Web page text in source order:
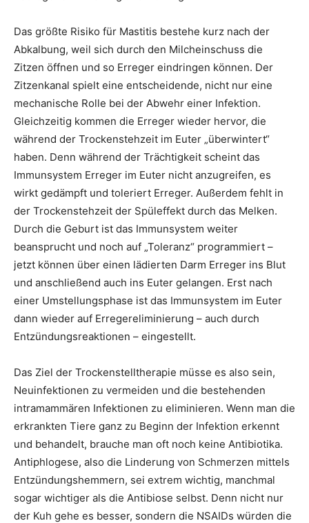
Das größte Risiko für Mastitis bestehe kurz nach der
Abkalbung, weil sich durch den Milcheinschuss die
Zitzen öffnen und so Erreger eindringen können. Der
Zitzenkanal spielt eine entscheidende, nicht nur eine
mechanische Rolle bei der Abwehr einer Infektion.
Gleichzeitig kommen die Erreger wieder hervor, die
während der Trockenstehzeit im Euter „überwintert“
haben. Denn während der Trächtigkeit scheint das
Immunsystem Erreger im Euter nicht anzugreifen, es
wirkt gedämpft und toleriert Erreger. Außerdem fehlt in
der Trockenstehzeit der Spüleffekt durch das Melken.
Durch die Geburt ist das Immunsystem weiter
beansprucht und noch auf „Toleranz“ programmiert –
jetzt können über einen lädierten Darm Erreger ins Blut
und anschließend auch ins Euter gelangen. Erst nach
einer Umstellungsphase ist das Immunsystem im Euter
dann wieder auf Erregereliminierung – auch durch
Entzündungsreaktionen – eingestellt.
Das Ziel der Trockenstelltherapie müsse es also sein,
Neuinfektionen zu vermeiden und die bestehenden
intramammären Infektionen zu eliminieren. Wenn man die
erkrankten Tiere ganz zu Beginn der Infektion erkennt
und behandelt, brauche man oft noch keine Antibiotika.
Antiphlogese, also die Linderung von Schmerzen mittels
Entzündungshemmern, sei extrem wichtig, manchmal
sogar wichtiger als die Antibiose selbst. Denn nicht nur
der Kuh gehe es besser, sondern die NSAIDs würden die